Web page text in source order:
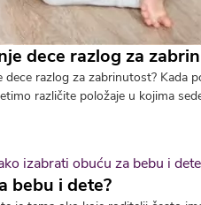
dece razlog za
razlog za zabrinutost? Kada
različite položaje u kojima
bebu i dete?